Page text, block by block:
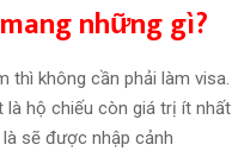
những gì?
thì không cần phải làm visa.
là hộ chiếu còn giá trị ít nhất
sẽ được nhập cảnh